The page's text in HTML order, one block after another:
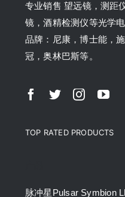
专业销售 望远镜，测距
镜，酒精检测仪等光学电
品牌：尼康，博士能，
冠，奥林巴斯等。
TOP RATED PRODUCTS
脉冲星Pulsar Symbion